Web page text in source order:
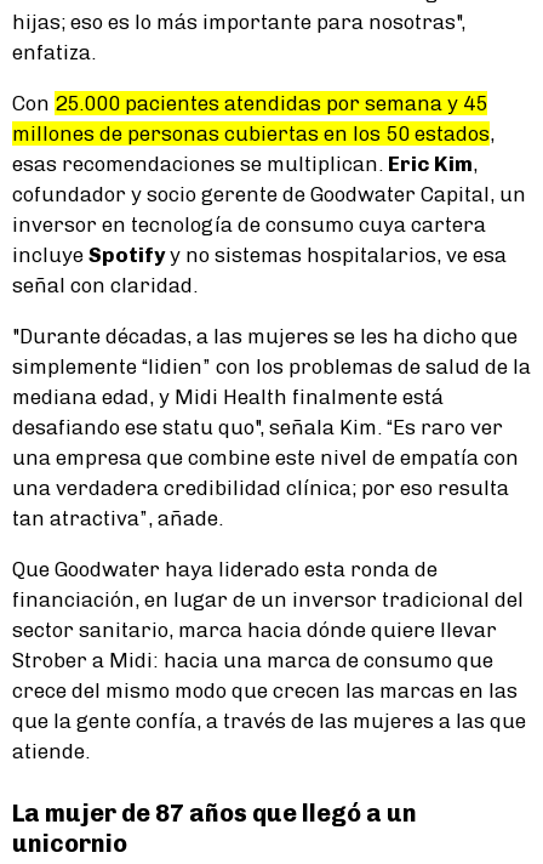
hijas; eso es lo más importante para nosotras",
enfatiza.
Con 25.000 pacientes atendidas por semana y 45
millones de personas cubiertas en los 50 estados,
esas recomendaciones se multiplican. Eric Kim,
cofundador y socio gerente de Goodwater Capital, un
inversor en tecnología de consumo cuya cartera
incluye Spotifyy no sistemas hospitalarios, ve esa
señal con claridad.
"Durante décadas, a las mujeres se les ha dicho que
simplemente “lidien” con los problemas de salud de la
mediana edad, y Midi Health finalmente está
desafiando ese statu quo", señala Kim. “Es raro ver
una empresa que combine este nivel de empatía con
una verdadera credibilidad clínica; por eso resulta
tan atractiva”, añade.
Que Goodwater haya liderado esta ronda de
financiación, en lugar de un inversor tradicional del
sector sanitario, marca hacia dónde quiere llevar
Strober a Midi: hacia una marca de consumo que
crece del mismo modo que crecen las marcas en las
que la gente confía, a través de las mujeres a las que
atiende.
La mujer de 87 años que llegó a un
unicornio